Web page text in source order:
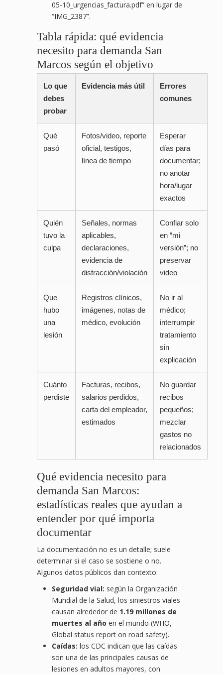
05-10_urgencias_factura.pdf” en lugar de
“IMG_2387”.
Tabla rápida: qué evidencia
necesito para demanda San
Marcos según el objetivo
Lo que
debes
probar
Evidencia más útil
Errores
comunes
Qué
pasó
Fotos/video, reporte
oficial, testigos,
línea de tiempo
Esperar
días para
documentar;
no anotar
hora/lugar
exactos
Quién
tuvo la
culpa
Señales, normas
aplicables,
declaraciones,
evidencia de
distracción/violación
Confiar solo
en “mi
versión”; no
preservar
video
Que
hubo
una
lesión
Registros clínicos,
imágenes, notas de
médico, evolución
No ir al
médico;
interrumpir
tratamiento
sin
explicación
Cuánto
perdiste
Facturas, recibos,
salarios perdidos,
carta del empleador,
estimados
No guardar
recibos
pequeños;
mezclar
gastos no
relacionados
Qué evidencia necesito para
demanda San Marcos:
estadísticas reales que ayudan a
entender por qué importa
documentar
La documentación no es un detalle; suele
determinar si el caso se sostiene o no.
Algunos datos públicos dan contexto:
Seguridad vial: según la Organización
Mundial de la Salud, los siniestros viales
causan alrededor de 1.19 millones de
muertes al año en el mundo (WHO,
Global status report on road safety).
Caídas: los CDC indican que las caídas
son una de las principales causas de
lesiones en adultos mayores, con